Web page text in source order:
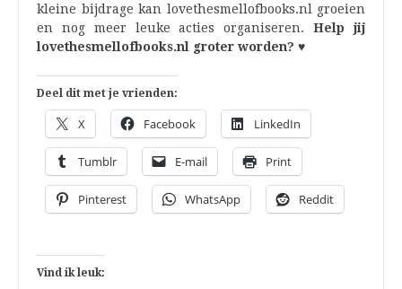
kleine bijdrage kan lovethesmellofbooks.nl groeien
en nog meer leuke acties organiseren.Help jij
lovethesmellofbooks.nl groter worden? ♥
Deel dit met je vrienden:
X Facebook LinkedIn
Tumblr E-mail Print
Pinterest WhatsApp Reddit
Vind ik leuk: